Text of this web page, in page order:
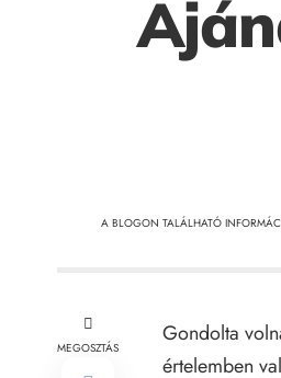
A BLOGON TALÁLHATÓ
MEGOSZTÁS
Gondolta
értelemben